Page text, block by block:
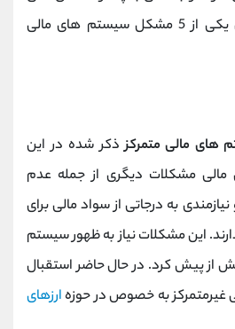
را نیز می توان به عنوان یکی از 5 مشکل سیستم های مالی
ذکر شده در این
مالی مشکلات دیگری از جمله عدم
به درجاتی از سواد مالی برای
این مشکلات نیاز به ظهور سیستم
از پیش کرد. در حال حاضر استقبال
غیرمتمرکز به خصوص در حوزهارزهای